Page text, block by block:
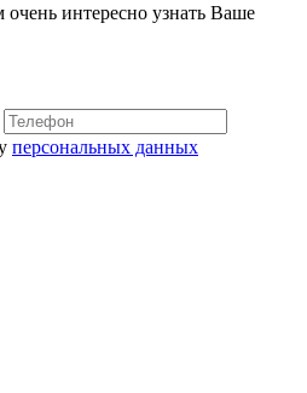
интересно узнать Ваше
персональных данных